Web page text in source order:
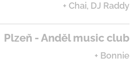
+ Chai, DJ Raddy
Plzeň - Anděl music club
+ Bonnie